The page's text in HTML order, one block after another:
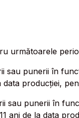
următoarele
sau punerii în
producției,
sau punerii în
ani de la data